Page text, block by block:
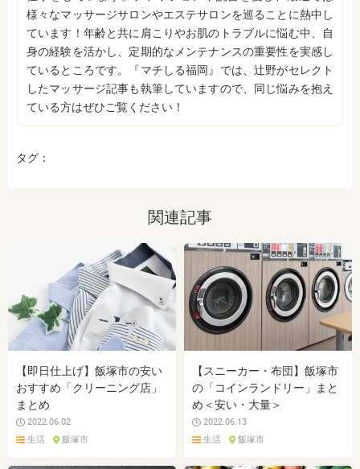
様々なマッサージサロンやエステサロンを巡ることに熱中し
ています！年齢と共に肩こりやお肌のトラブルに悩む中、自
身の経験を活かし、定期的なメンテナンスの重要性を実感し
ているところです。『マチしる福岡』では、辻野がセレクト
したマッサージ記事も執筆していますので、同じ悩みを抱え
ている方はぜひご覧ください！
タグ：
関連記事
【即日仕上げ】飯塚市の安い
おすすめ「クリーニング店」
まとめ
2022.06.02
生活
飯塚市
【スニーカー・布団】飯塚市
の「コインランドリー」まと
め＜安い・大量＞
2022.06.13
生活
飯塚市